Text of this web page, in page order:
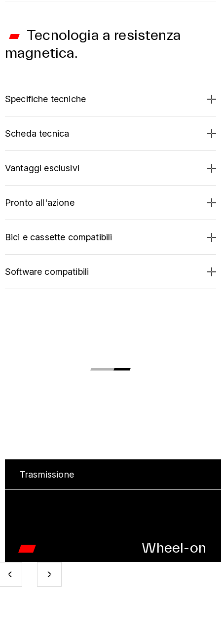
Tecnologia a resistenza
magnetica.
Specifiche tecniche
Scheda tecnica
Vantaggi esclusivi
Pronto all'azione
Bici e cassette compatibili
Software compatibili
Trasmissione
Wheel-on